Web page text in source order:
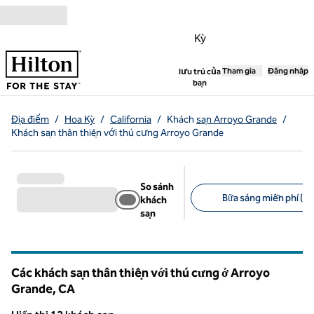
Bỏ qua nội dung
Kỳ
lưu trú của
bạn
,Mở tab mới
Tham gia Đăng nhập
Địa điểm / Hoa Kỳ / California / Kháchsạn Arroyo Grande /
Khách sạn thân thiện với thú cưng Arroyo Grande
So sánh
khách
sạn
Bữa sáng miễn phí (8)
Các khách sạn thân thiện với thú cưng ở Arroyo
Grande,CA